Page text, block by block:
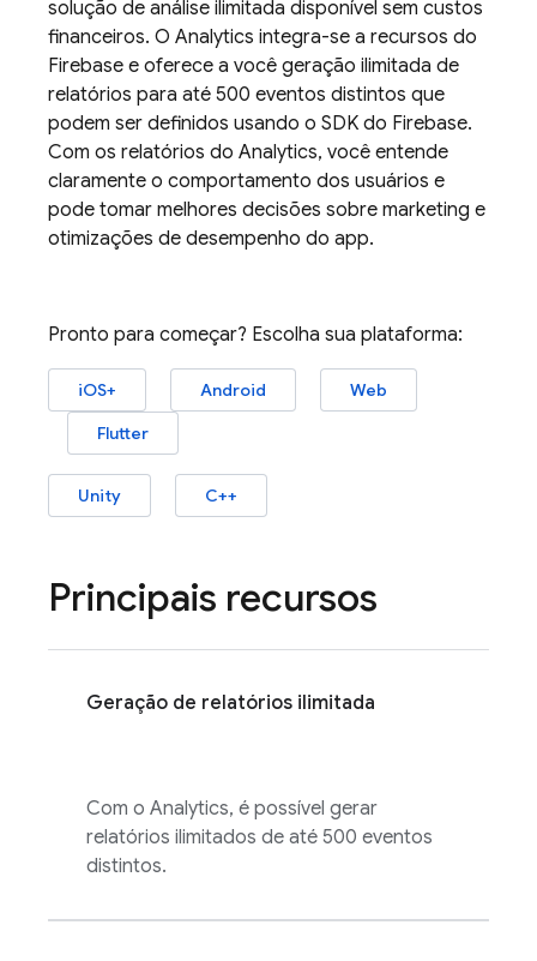
solução de análise ilimitada disponível sem custos
financeiros. O Analytics integra-se a recursos do
Firebase e oferece a você geração ilimitada de
relatórios para até 500 eventos distintos que
podem ser definidos usando o SDK do Firebase.
Com os relatórios do Analytics, você entende
claramente o comportamento dos usuários e
pode tomar melhores decisões sobre marketing e
otimizações de desempenho do app.
Pronto para começar? Escolha sua plataforma:
iOS+ Android
Web
Flutter
Unity C++
Principais recursos
Geração de relatórios ilimitada
Com o Analytics, é possível gerar
relatórios ilimitados de até 500 eventos
distintos.